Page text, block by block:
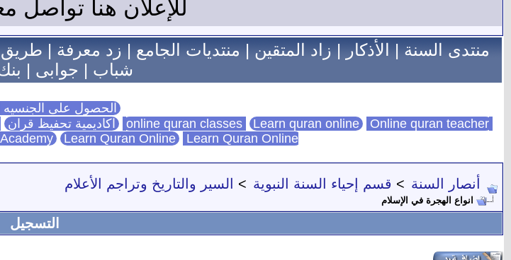
للإعلان هنا تواصل
منتدى السنة|الأذكار|زاد المتقين|منتديات الجامع|زد معرفة|طريق
شباب | جوابى |
الحصول على الجنسيه
Learn quran online Online quran teacher اكاديمية تحفيظ قران
Learn Quran Online Learn Quran Online
أنصار السنة > قسم إحياء السنة النبوية > السير والتاريخ وتراجم الأعلام
انواع الهجرة في الإسلام
التسجيل